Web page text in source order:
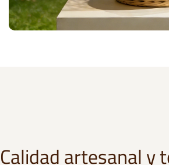
Calidad artesanal y